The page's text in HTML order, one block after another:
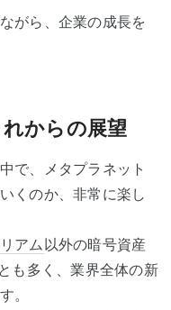
がら、企業の成長を
からの展望
で、メタプラネット
くのか、非常に楽し
アム以外の暗号資産
も多く、業界全体の新
。